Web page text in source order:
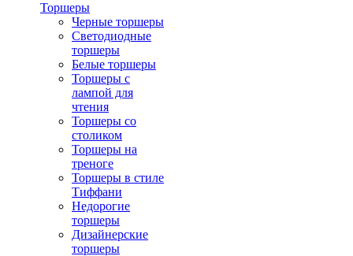
Торшеры
Черные торшеры
Светодиодные
торшеры
Белые торшеры
Торшеры с
лампой для
чтения
Торшеры со
столиком
Торшеры на
треноге
Торшеры в стиле
Тиффани
Недорогие
торшеры
Дизайнерские
торшеры